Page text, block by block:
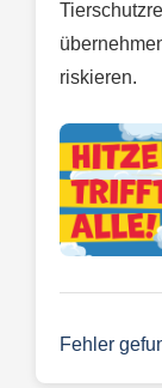
riskieren.
Fehler